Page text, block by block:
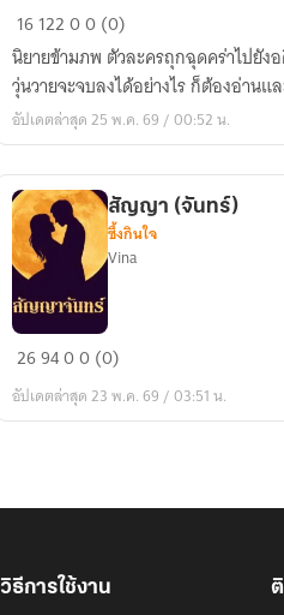
รัก
มั่น
สัญญา
1612200 (0)
นิยายข้ามภพ ตัวละครถุกฉุดคร่าไปยัง
วุ่นวายจะจบลงได้อย่างไร ก็ต้องอ่าน
อัปเดตล่าสุด 25 พ.ค. 69 / 00:52 น.
สัญญา
สัญญา (จันทร์)
ซึ้งกินใจ
Vina
269400 (0)
อัปเดตล่าสุด 23 พ.ค. 69 / 03:51 น.
วิธีการใช้งาน